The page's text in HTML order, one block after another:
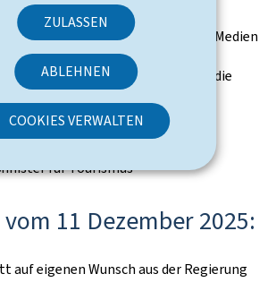
ZULASSEN
ABLEHNEN
COOKIES VERWALTEN
beim Premierminister für Medien
beim Premierminister für die
Parlament
für Tourismus
11 Dezember 2025:
auf eigenen Wunsch aus der Regierung